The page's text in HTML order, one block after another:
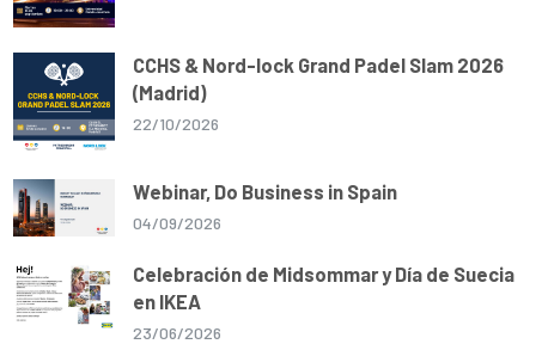
CCHS & Nord-lock Grand Padel Slam 2026
(Madrid)
22/10/2026
Webinar, Do Business in Spain
04/09/2026
Celebración de Midsommar y Día de Suecia
en IKEA
23/06/2026